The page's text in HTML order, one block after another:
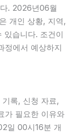
. 2026년06월
개인 상황, 지역,
있습니다. 조건이
정에서 예상하지
록, 신청 자료,
가 필요한 이유와
일 00시16분 개